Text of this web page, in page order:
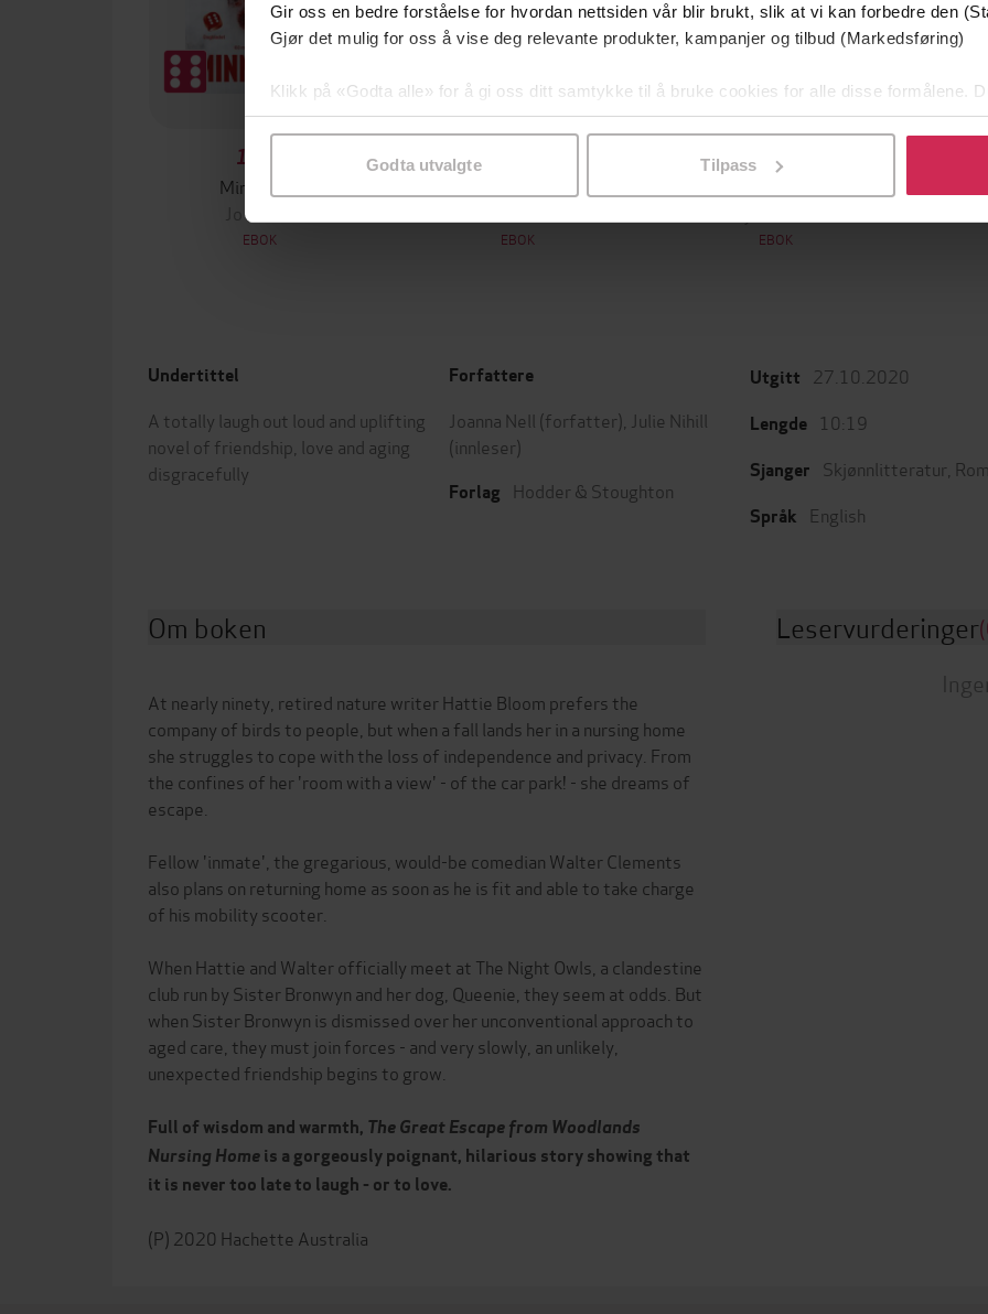
Gir oss en bedre forståelse for hvordan nettsiden vår blir brukt, slik at vi kan forbedre den
Gjør det mulig for oss å vise deg relevante produkter, kampanjer og tilbud (Markedsføring)
Klikk på «Godta alle» for å gi oss ditt samtykke til å bruke cookies for alle disse formålene.
samtykke til spesifikke formål ved å klikke på «Tilpass». Du kan når som helst trekke
Godta utvalgte Tilpass
199,-
Minnesota
Jo Nesbø
EBOK EBOK
149,-
EBOK
Undertittel
A totally laugh out loud and uplifting
novel of friendship, love and aging
disgracefully
Forfattere
Joanna Nell (forfatter), Julie Nihill
(innleser)
Forlag Hodder & Stoughton
Utgitt 27.10.2020
Lengde 10:19
Sjanger Skjønnlitteratur
Språk English
Om boken
At nearly ninety, retired nature writer Hattie Bloom prefers the
company of birds to people, but when a fall lands her in a nursing home
she struggles to cope with the loss of independence and privacy. From
the confines of her 'room with a view' - of the car park! - she dreams of
escape.
Fellow 'inmate', the gregarious, would-be comedian Walter Clements
also plans on returning home as soon as he is fit and able to take charge
of his mobility scooter.
When Hattie and Walter officially meet at The Night Owls, a clandestine
club run by Sister Bronwyn and her dog, Queenie, they seem at odds. But
when Sister Bronwyn is dismissed over her unconventional approach to
aged care, they must join forces - and very slowly, an unlikely,
unexpected friendship begins to grow.
Full of wisdom and warmth, The Great Escape from Woodlands
Nursing Homeis a gorgeously poignant, hilarious story showing that
it is never too late to laugh - or to love.
Leservurderinger